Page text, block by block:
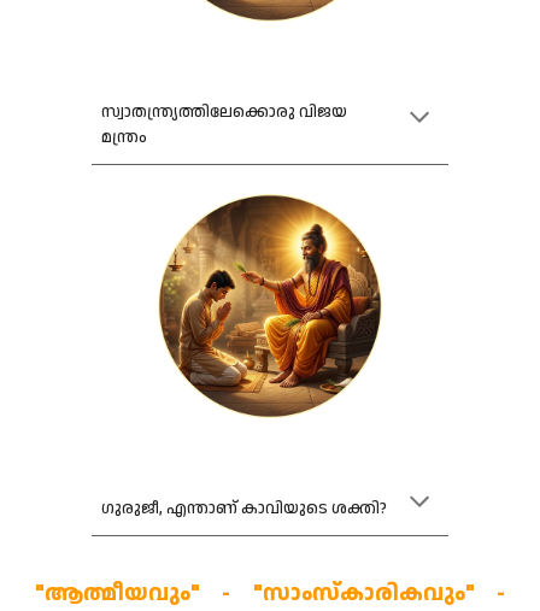
സ്വാതന്ത്ര്യത്തിലേക്കൊരു വിജയ
മന്ത്രം
ഗുരുജീ, എന്താണ് കാവിയുടെ ശക്തി?
"ആത്മീയവും" - "സാംസ്‌കാരികവും" -